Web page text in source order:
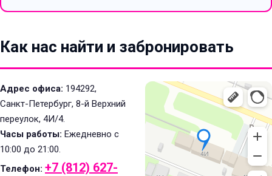
Как нас найти и забронировать
Адрес офиса: 194292,
Санкт-Петербург, 8-й Верхний
переулок, 4И/4.
Часы работы: Ежедневно с
10:00 до 21:00.
Телефон: +7 (812) 627-